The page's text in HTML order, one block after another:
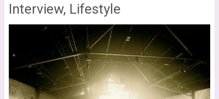
Interview, Lifestyle